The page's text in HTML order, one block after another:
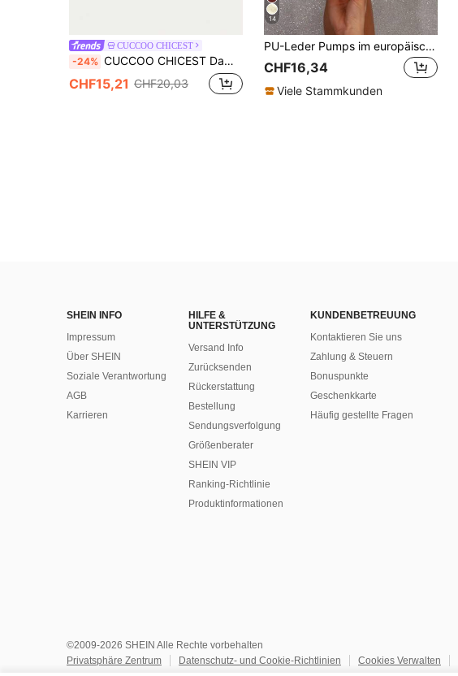
CUCCOO CHICEST
-24% CUCCOO CHICEST Damen Pumps
CHF15,21 CHF20,03
14
PU-Leder Pumps im europäischen Stil mit spitzer Zehenpartie und hohem Absatz für Damen, Doppelgürtelschnalle & Nieten-Dekor, Metall Mädchen Rockmusik Festival Punk Stil geschlossene Zehenpartie Stiletto-Absätze
CHF16,34
Viele Stammkunden
SHEIN INFO
Impressum
Über SHEIN
Soziale Verantwortung
AGB
Karrieren
HILFE &
UNTERSTÜTZUNG
Versand Info
Zurücksenden
Rückerstattung
Bestellung
Sendungsverfolgung
Größenberater
SHEIN VIP
Ranking-Richtlinie
​Produktinformationen
KUNDENBETREUUNG
Kontaktieren Sie uns
Zahlung & Steuern
Bonuspunkte
Geschenkkarte
Häufig gestellte Fragen
©2009-2026 SHEIN Alle Rechte vorbehalten
Privatsphäre Zentrum
Datenschutz- und Cookie-Richtlinien
Cookies Verwalten